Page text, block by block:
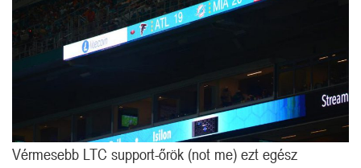
Vérmesebb LTC support-őrök (not me) ezt egész